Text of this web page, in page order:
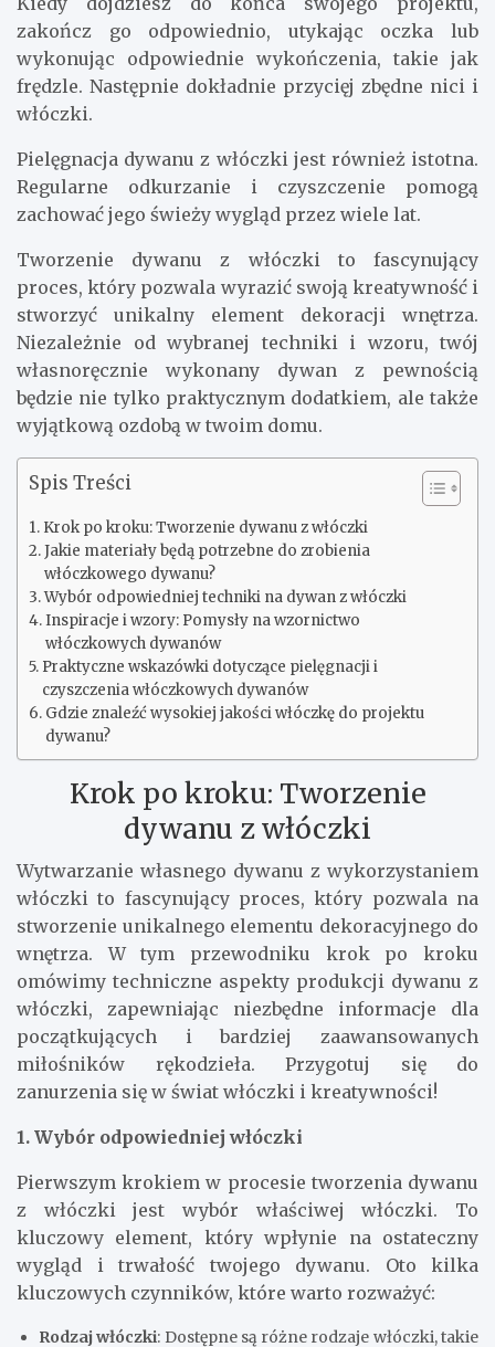
zakończ go odpowiednio, utykając oczka lub
wykonując odpowiednie wykończenia, takie jak
frędzle. Następnie dokładnie przycięj zbędne nici i
włóczki.
Pielęgnacja dywanu z włóczki jest również istotna.
Regularne odkurzanie i czyszczenie pomogą
zachować jego świeży wygląd przez wiele lat.
Tworzenie dywanu z włóczki to fascynujący
proces, który pozwala wyrazić swoją kreatywność i
stworzyć unikalny element dekoracji wnętrza.
Niezależnie od wybranej techniki i wzoru, twój
własnoręcznie wykonany dywan z pewnością
będzie nie tylko praktycznym dodatkiem, ale także
wyjątkową ozdobą w twoim domu.
Spis Treści
Krok po kroku: Tworzenie dywanu z włóczki
Jakie materiały będą potrzebne do zrobienia
włóczkowego dywanu?
Wybór odpowiedniej techniki na dywan z włóczki
Inspiracje i wzory: Pomysły na wzornictwo
włóczkowych dywanów
Praktyczne wskazówki dotyczące pielęgnacji i
czyszczenia włóczkowych dywanów
Gdzie znaleźć wysokiej jakości włóczkę do projektu
dywanu?
Krok po kroku: Tworzenie
dywanu z włóczki
Wytwarzanie własnego dywanu z wykorzystaniem
włóczki to fascynujący proces, który pozwala na
stworzenie unikalnego elementu dekoracyjnego do
wnętrza. W tym przewodniku krok po kroku
omówimy techniczne aspekty produkcji dywanu z
włóczki, zapewniając niezbędne informacje dla
początkujących i bardziej zaawansowanych
miłośników rękodzieła. Przygotuj się do
zanurzenia się w świat włóczki i kreatywności!
1. Wybór odpowiedniej włóczki
Pierwszym krokiem w procesie tworzenia dywanu
z włóczki jest wybór właściwej włóczki. To
kluczowy element, który wpłynie na ostateczny
wygląd i trwałość twojego dywanu. Oto kilka
kluczowych czynników, które warto rozważyć:
Rodzaj włóczki: Dostępne są różne rodzaje włóczki, takie